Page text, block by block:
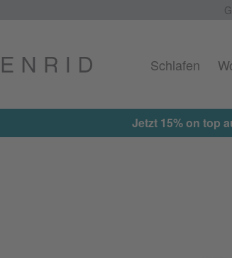
Schlafen
Jetzt 15% on top auf alle reduzierten